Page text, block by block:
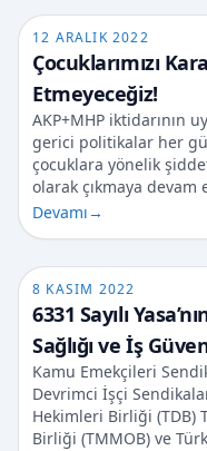
12 ARALIK 2022
Çocuklarımızı
Etmeyeceğiz!
AKP+MHP iktidarının
gerici politikalar her
çocuklara yönelik
olarak çıkmaya devam
Devamı→
8 KASIM 2022
6331 Sayılı
Sağlığı ve İş
Kamu Emekçileri
Devrimci İşçi
Hekimleri Birliği (TDB)
Birliği (TMMOB) ve